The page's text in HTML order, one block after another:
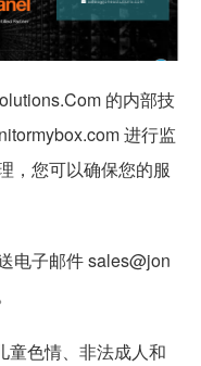
的内部技
进行监
，您可以确保您的服
电子邮件 sales@jon
童色情、非法成人和